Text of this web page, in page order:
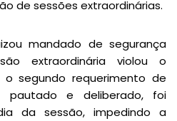
de sessões extraordinárias.
mandado de segurança
extraordinária violou o
segundo requerimento de
pautado e deliberado, foi
da sessão, impedindo a